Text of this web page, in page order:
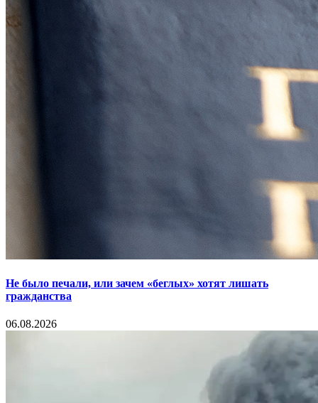
Не было печали, или зачем «беглых» хотят лишать
гражданства
06.08.2026